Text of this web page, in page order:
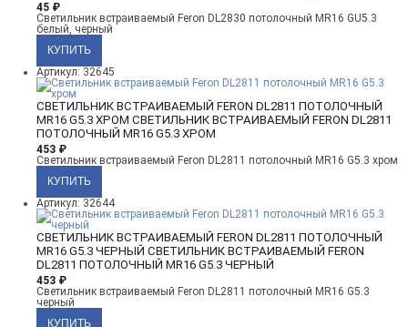
45 ₽
Светильник встраиваемый Feron DL2830 потолочный MR16 GU5.3
белый, черный
Артикул: 32645
СВЕТИЛЬНИК ВСТРАИВАЕМЫЙ FERON DL2811 ПОТОЛОЧНЫЙ
MR16 G5.3 ХРОМ СВЕТИЛЬНИК ВСТРАИВАЕМЫЙ FERON DL2811
ПОТОЛОЧНЫЙ MR16 G5.3 ХРОМ
453 ₽
Светильник встраиваемый Feron DL2811 потолочный MR16 G5.3 хром
Артикул: 32644
СВЕТИЛЬНИК ВСТРАИВАЕМЫЙ FERON DL2811 ПОТОЛОЧНЫЙ
MR16 G5.3 ЧЕРНЫЙ СВЕТИЛЬНИК ВСТРАИВАЕМЫЙ FERON
DL2811 ПОТОЛОЧНЫЙ MR16 G5.3 ЧЕРНЫЙ
453 ₽
Светильник встраиваемый Feron DL2811 потолочный MR16 G5.3
черный